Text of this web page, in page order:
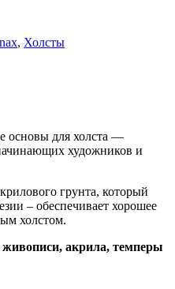
, Холсты
основы для холста —
художников и
грунта, который
– обеспечивает хорошее
холстом.
акрила, темперы